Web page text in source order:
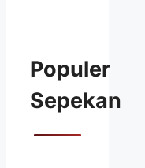
Populer
Sepekan